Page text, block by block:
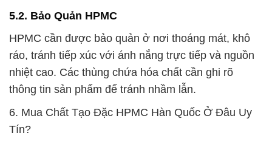
5.2. Bảo Quản HPMC
HPMC cần được bảo quản ở nơi thoáng mát, khô
ráo, tránh tiếp xúc với ánh nắng trực tiếp và nguồn
nhiệt cao. Các thùng chứa hóa chất cần ghi rõ
thông tin sản phẩm để tránh nhầm lẫn.
6. Mua Chất Tạo Đặc HPMC Hàn Quốc Ở Đâu Uy
Tín?